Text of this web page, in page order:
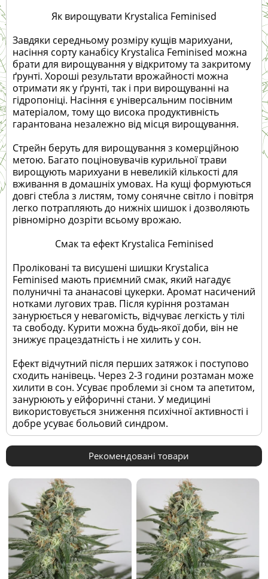
Як вирощувати Krystalica Feminised
Завдяки середньому розміру кущів марихуани,
насіння сорту канабісу Krystalica Feminised можна
брати для вирощування у відкритому та закритому
ґрунті. Хороші результати врожайності можна
отримати як у ґрунті, так і при вирощуванні на
гідропоніці. Насіння є універсальним посівним
матеріалом, тому що висока продуктивність
гарантована незалежно від місця вирощування.
Стрейн беруть для вирощування з комерційною
метою. Багато поціновувачів курильної трави
вирощують марихуани в невеликій кількості для
вживання в домашніх умовах. На кущі формуються
довгі стебла з листям, тому сонячне світло і повітря
легко потрапляють до нижніх шишок і дозволяють
рівномірно дозріти всьому врожаю.
Смак та ефект Krystalica Feminised
Проліковані та висушені шишки Krystalica
Feminised мають приємний смак, який нагадує
полуничні та ананасові цукерки. Аромат насичений
нотками лугових трав. Після куріння розтаман
занурюється у невагомість, відчуває легкість у тілі
та свободу. Курити можна будь-якої доби, він не
знижує працездатність і не хилить у сон.
Ефект відчутний після перших затяжок і поступово
сходить нанівець. Через 2-3 години розтаман може
хилити в сон. Усуває проблеми зі сном та апетитом,
занурюють у ейфоричні стани. У медицині
використовується зниження психічної активності і
добре усуває больовий синдром.
Рекомендовані товари